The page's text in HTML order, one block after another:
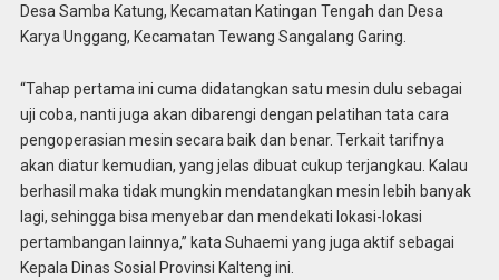
Desa Samba Katung, Kecamatan Katingan Tengah dan Desa
Karya Unggang, Kecamatan Tewang Sangalang Garing.
“Tahap pertama ini cuma didatangkan satu mesin dulu sebagai
uji coba, nanti juga akan dibarengi dengan pelatihan tata cara
pengoperasian mesin secara baik dan benar. Terkait tarifnya
akan diatur kemudian, yang jelas dibuat cukup terjangkau. Kalau
berhasil maka tidak mungkin mendatangkan mesin lebih banyak
lagi, sehingga bisa menyebar dan mendekati lokasi-lokasi
pertambangan lainnya,” kata Suhaemi yang juga aktif sebagai
Kepala Dinas Sosial Provinsi Kalteng ini.